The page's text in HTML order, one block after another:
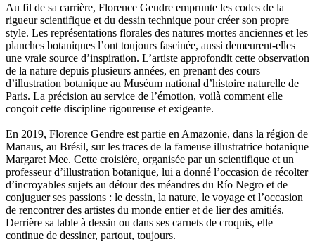
Loireau Alexis
Loquet Denis
Lutz Philippe
Luzzatto-Béjanin Béatrice
Manoukian Patrick
Marcel Patrick
Marthaler Claude
Mathé Brian
Mathieu Sandra
Mittelette Eddie
Monchaud Morgan
Mouginet Xavier
Moullec Christian
Muller Victor
Neyret Pierre
Neyroud Michel
Nicolas Philippe
Niveau Stéphane
Au fil de sa carrière, Florence Gendre emprunte les codes de la
rigueur scientifique et du dessin technique pour créer son propre
style. Les représentations florales des natures mortes anciennes et les
planches botaniques l’ont toujours fascinée, aussi demeurent-elles
une vraie source d’inspiration. L’artiste approfondit cette observation
de la nature depuis plusieurs années, en prenant des cours
d’illustration botanique au Muséum national d’histoire naturelle de
Paris. La précision au service de l’émotion, voilà comment elle
conçoit cette discipline rigoureuse et exigeante.
En 2019, Florence Gendre est partie en Amazonie, dans la région de
Manaus, au Brésil, sur les traces de la fameuse illustratrice botanique
Margaret Mee. Cette croisière, organisée par un scientifique et un
professeur d’illustration botanique, lui a donné l’occasion de récolter
d’incroyables sujets au détour des méandres du Río Negro et de
conjuguer ses passions : le dessin, la nature, le voyage et l’occasion
de rencontrer des artistes du monde entier et de lier des amitiés.
Derrière sa table à dessin ou dans ses carnets de croquis, elle
continue de dessiner, partout, toujours.